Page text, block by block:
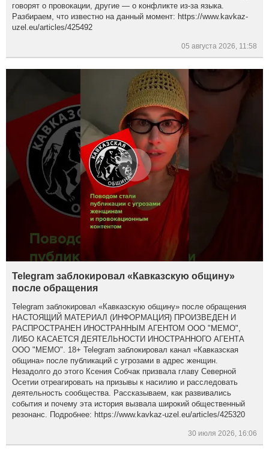
говорят о провокации, другие — о конфликте из-за языка.
Разбираем, что известно на данный момент: https://www.kavkaz-
uzel.eu/articles/425492
05 августа 2026, 11:58
Telegram заблокировал «Кавказскую общину»
после обращения
Telegram заблокировал «Кавказскую общину» после обращения
НАСТОЯЩИЙ МАТЕРИАЛ (ИНФОРМАЦИЯ) ПРОИЗВЕДЕН И
РАСПРОСТРАНЕН ИНОСТРАННЫМ АГЕНТОМ ООО "МЕМО",
ЛИБО КАСАЕТСЯ ДЕЯТЕЛЬНОСТИ ИНОСТРАННОГО АГЕНТА
ООО "МЕМО". 18+ Telegram заблокировал канал «Кавказская
община» после публикаций с угрозами в адрес женщин.
Незадолго до этого Ксения Собчак призвала главу Северной
Осетии отреагировать на призывы к насилию и расследовать
деятельность сообщества. Рассказываем, как развивались
события и почему эта история вызвала широкий общественный
резонанс. Подробнее: https://www.kavkaz-uzel.eu/articles/425320
30 июля 2026, 16:06